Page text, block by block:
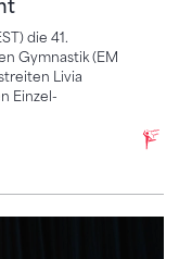
die 41.
Gymnastik (EM
Livia
Einzel-
zur Schweizer